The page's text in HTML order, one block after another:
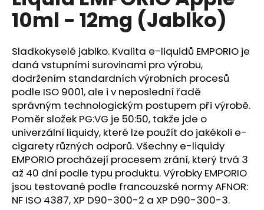
0,0
hvězdiček.
10ml - 12mg (Jablko)
Sladkokyselé jablko. Kvalita e-liquidů EMPORIO je
daná vstupními surovinami pro výrobu,
dodržením standardních výrobních procesů
podle ISO 9001, ale i v neposlední řadě
správným technologickým postupem při výrobě.
Poměr složek PG:VG je 50:50, takže jde o
univerzální liquidy, které lze použít do jakékoli e-
cigarety různých odporů. Všechny e-liquidy
EMPORIO procházejí procesem zrání, který trvá 3
až 40 dní podle typu produktu. Výrobky EMPORIO
jsou testované podle francouzské normy AFNOR:
NF ISO 4387, XP D90-300-2 a XP D90-300-3.
a
j
í
t
?
HLEDAT
D
o